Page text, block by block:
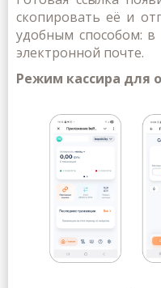
скопировать её и
удобным способом:
электронной почте.
Режим кассира для